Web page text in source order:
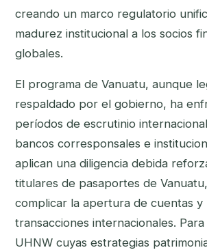
creando un marco regulatorio
madurez institucional a los socios
globales.
El programa de Vanuatu, aunque
respaldado por el gobierno, ha
períodos de escrutinio
bancos corresponsales e
aplican una diligencia debida
titulares de pasaportes de
complicar la apertura de cuentas y
transacciones internacionales.
UHNW cuyas estrategias